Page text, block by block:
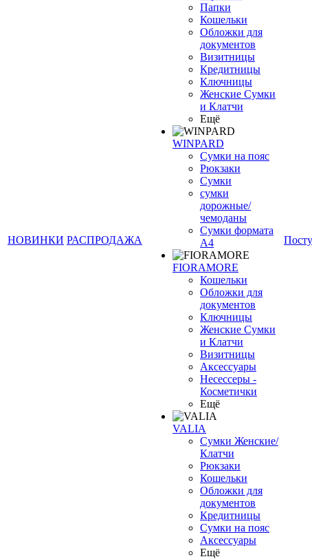
НОВИНКИ РАСПРОДАЖА
Папки
Кошельки
Обложки для
документов
Визитницы
Кредитницы
Ключницы
Женские Сумки
и Клатчи
Ещё
WINPARD
Сумки на пояс
Рюкзаки
Сумки
сумки
дорожные/
чемоданы
Сумки формата
А4
FIORAMORE
Кошельки
Обложки для
документов
Ключницы
Женские Сумки
и Клатчи
Визитницы
Аксессуары
Несессеры -
Косметички
Ещё
VALIA
Сумки Женские/
Клатчи
Рюкзаки
Кошельки
Обложки для
документов
Кредитницы
Сумки на пояс
Аксессуары
Ещё